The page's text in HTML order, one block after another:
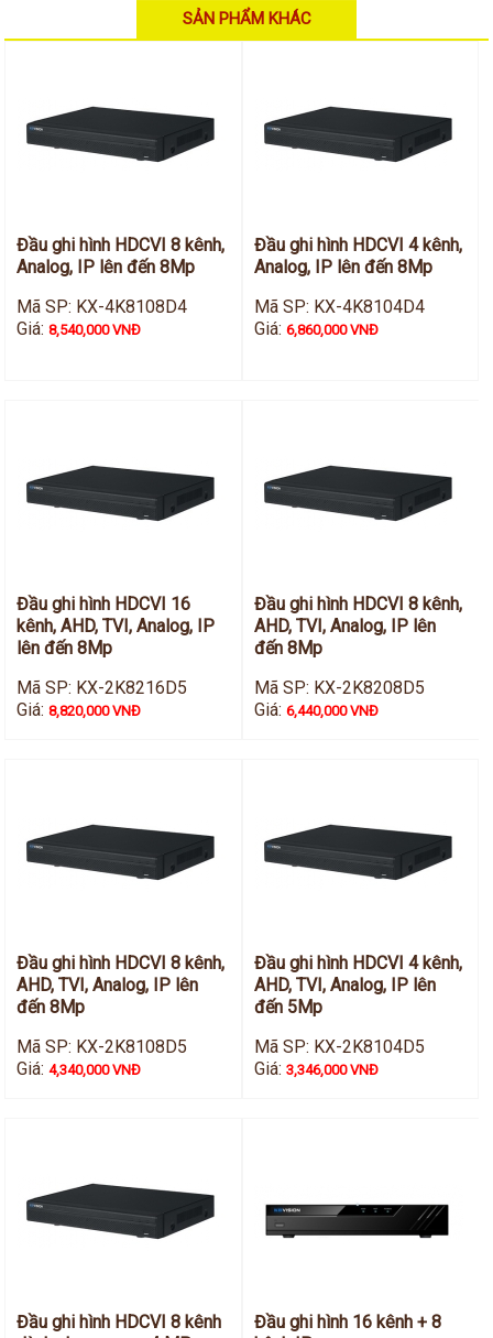
SẢN PHẨM KHÁC
Đầu ghi hình HDCVI 8 kênh,
Analog, IP lên đến 8Mp
Mã SP: KX-4K8108D4
Giá:8,540,000 VNĐ
Đầu ghi hình HDCVI 4 kênh,
Analog, IP lên đến 8Mp
Mã SP: KX-4K8104D4
Giá: 6,860,000 VNĐ
Đầu ghi hình HDCVI 16
kênh, AHD, TVI, Analog, IP
lên đến 8Mp
Mã SP: KX-2K8216D5
Giá:8,820,000 VNĐ
Đầu ghi hình HDCVI 8 kênh,
AHD, TVI, Analog, IP lên
đến 8Mp
Mã SP: KX-2K8208D5
Giá: 6,440,000 VNĐ
Đầu ghi hình HDCVI 8 kênh,
AHD, TVI, Analog, IP lên
đến 8Mp
Mã SP: KX-2K8108D5
Giá:4,340,000 VNĐ
Đầu ghi hình HDCVI 4 kênh,
AHD, TVI, Analog, IP lên
đến 5Mp
Mã SP: KX-2K8104D5
Giá: 3,346,000 VNĐ
Đầu ghi hình HDCVI 8 kênh
Đầu ghi hình 16 kênh + 8